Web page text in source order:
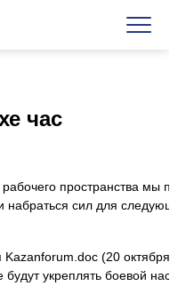
час
пространства мы
набраться сил для
(20 октября)
укреплять боевой